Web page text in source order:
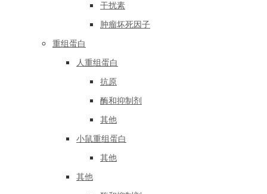
干扰素
肿瘤坏死因子
重组蛋白
人重组蛋白
抗原
酶和抑制剂
其他
小鼠重组蛋白
其他
其他